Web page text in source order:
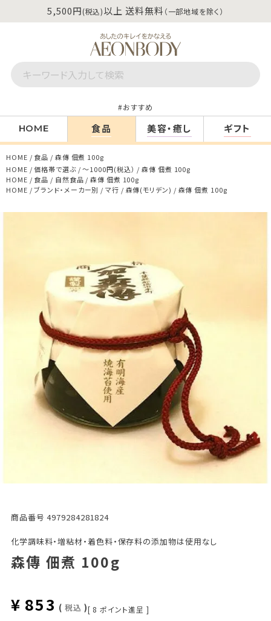
5,500円(税込)以上 送料無料 （一部地域を除く）
おすすめ
HOME 食品 美容・癒し ギフト
HOME 食品
森傳 佃煮 100g
HOME
価格帯で選ぶ ～1000円(税込）
森傳 佃煮 100g
HOME
食品 自然食品
森傳 佃煮 100g
HOME
ブランド・メーカー別 マ行 森傳(モリデン) 森傳 佃煮 100g
商品番号 4979284281824
化学調味料・増粘材・着色料・保存料の添加物は使用なし
森傳 佃煮 100g
¥ 853 税込 [ 8 ポイント進呈 ]